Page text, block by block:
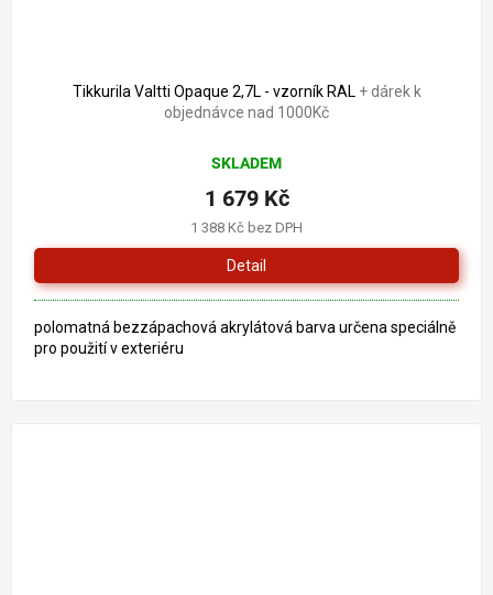
Tikkurila Valtti Opaque 2,7L - vzorník RAL + dárek k
objednávce nad 1000Kč
SKLADEM
1 388 Kč bez DPH
1 679 Kč
Detail
polomatná bezzápachová akrylátová barva určena speciálně
pro použití v exteriéru